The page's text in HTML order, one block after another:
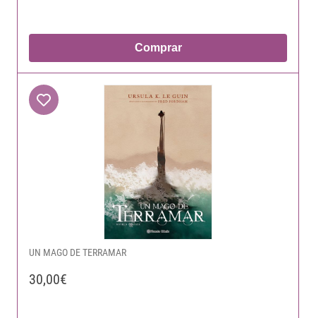
Comprar
UN MAGO DE TERRAMAR
30,00€